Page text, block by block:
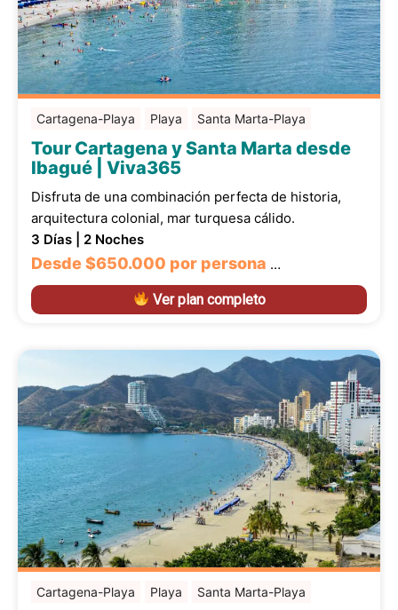
Cartagena-Playa Playa Santa Marta-Playa
Tour Cartagena y Santa Marta desde
Ibagué | Viva365
Disfruta de una combinación perfecta de historia,
arquitectura colonial, mar turquesa cálido.
3 Días | 2 Noches
Desde$650.000 por persona …
Ver plan completo
Cartagena-Playa Playa Santa Marta-Playa